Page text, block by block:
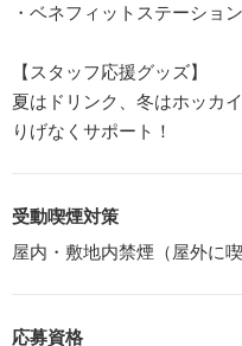
・ベネフィットステーション
【スタッフ応援グッズ】
夏はドリンク、冬はホッカ
りげなくサポート！
受動喫煙対策
屋内・敷地内禁煙（屋外に
応募資格